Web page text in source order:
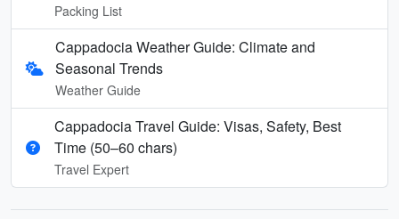
Packing List
Cappadocia Weather Guide: Climate and
Seasonal Trends
Weather Guide
Cappadocia Travel Guide: Visas, Safety, Best
Time (50–60 chars)
Travel Expert